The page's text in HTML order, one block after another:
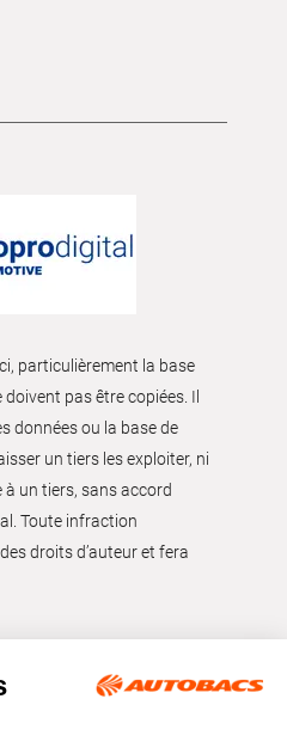
particulièrement la base
pas être copiées. Il
données ou la base de
un tiers les exploiter, ni
à un tiers, sans accord
Toute infraction
droits d’auteur et fera